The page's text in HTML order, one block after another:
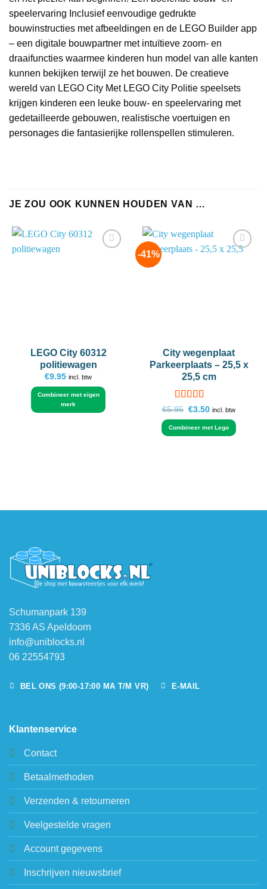
speelervaring Inclusief eenvoudige gedrukte
bouwinstructies met afbeeldingen en de LEGO Builder app
– een digitale bouwpartner met intuïtieve zoom- en
draaifuncties waarmee kinderen hun model van alle kanten
kunnen bekijken terwijl ze het bouwen. De creatieve
wereld van LEGO City Met LEGO City Politie speelsets
krijgen kinderen een leuke bouw- en speelervaring met
gedetailleerde gebouwen, realistische voertuigen en
personages die fantasierijke rollenspellen stimuleren.
JE ZOU OOK KUNNEN HOUDEN VAN …
LEGO City 60312
politiewagen
€9.95 incl. btw
Combineer met eigen
merk
-41%
City wegenplaat
Parkeerplaats – 25,5 x
25,5 cm
Gewaardeerd
4.91uit 5
€5.95 Oorspronkelijke
€5.95.
€3.50Huidige
is:
€3.50.
incl. btw
Combineer met Lego
Schumanpark 139
7336 AS Apeldoorn
info@uniblocks.nl
06 22554793
BEL ONS (9:00-17:00 MA T/M VR) E-MAIL
Klantenservice
Contact
Betaalmethoden
Verzenden & retourneren
Veelgestelde vragen
Account gegevens
Inschrijven nieuwsbrief